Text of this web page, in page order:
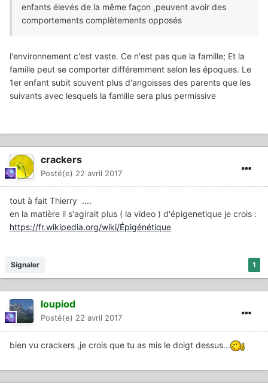
enfants élevés de la même façon ,peuvent avoir des
comportements complètements opposés
l'environnement c'est vaste. Ce n'est pas que la famille; Et la
famille peut se comporter différemment selon les époques. Le
1er enfant subit souvent plus d'angoisses des parents que les
suivants avec lesquels la famille sera plus permissive
crackers
Posté(e) 22 avril 2017
tout à fait Thierry ....
en la matière il s'agirait plus ( la video ) d'épigenetique je crois :
https://fr.wikipedia.org/wiki/Épigénétique
1
Signaler
loupiod
Posté(e) 22 avril 2017
bien vu crackers ,je crois que tu as mis le doigt dessus...